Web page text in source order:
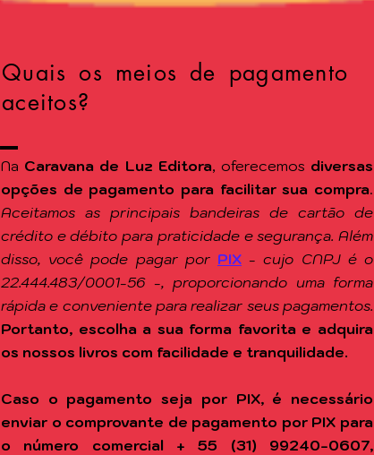
Quais os meios de pagamento
aceitos?
Na Caravana de Luz Editora, oferecemos diversas
opções de pagamento para facilitar sua compra.
Aceitamos as principais bandeiras de cartão de
crédito e débito para praticidade e segurança. Além
disso, você pode pagar por PIX - cujo CNPJ é o
22.444.483/0001-56 -, proporcionando uma forma
rápida e conveniente para realizar seus pagamentos.
Portanto, escolha a sua forma favorita e adquira
os nossos livros com facilidade e tranquilidade.
Caso o pagamento seja por PIX, é necessário
enviar o comprovante de pagamento por PIX para
o número comercial + 55 (31) 99240-0607,